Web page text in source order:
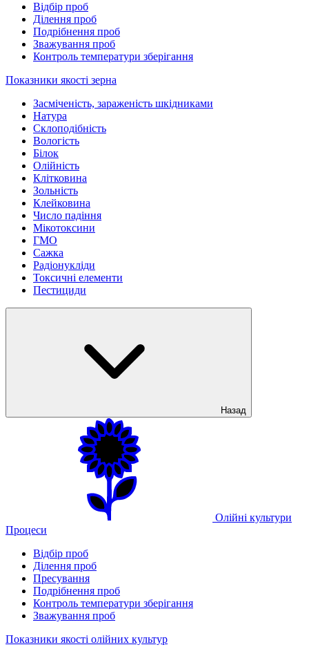
Відбір проб
Ділення проб
Подрібнення проб
Зважування проб
Контроль температури зберігання
Показники якості зерна
Засміченість, зараженість шкідниками
Натура
Склоподібність
Вологість
Білок
Олійність
Клітковина
Зольність
Клейковина
Число падіння
Мікотоксини
ГМО
Сажка
Радіонукліди
Токсичні елементи
Пестициди
Назад
Олійні культури
Процеси
Відбір проб
Ділення проб
Пресування
Подрібнення проб
Контроль температури зберігання
Зважування проб
Показники якості олійних культур